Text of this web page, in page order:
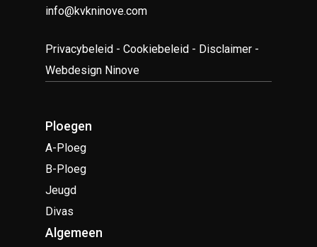
info@kvkninove.com
Privacybeleid -Cookiebeleid - Disclaimer -
Webdesign Ninove
Ploegen
A-Ploeg
B-Ploeg
Jeugd
Divas
Algemeen